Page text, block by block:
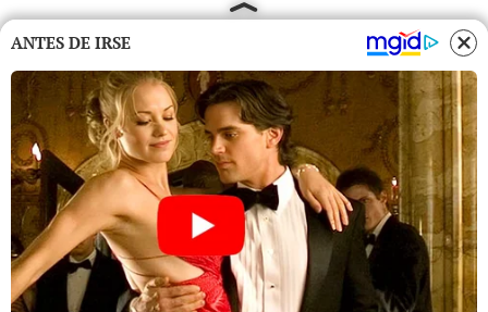
ANTES DE IRSE